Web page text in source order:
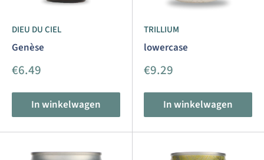
DIEU DU CIEL
Genèse
Aanbiedingsprijs
€6.49
In winkelwagen
TRILLIUM
lowercase
Aanbiedingsprijs
€9.29
In winkelwagen